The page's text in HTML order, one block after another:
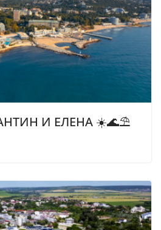
И ЕЛЕНА ☀️🌊⛱